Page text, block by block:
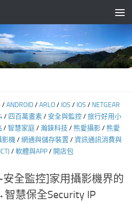
/ANDROID/ARLO/ IOS / IOS / NETGEAR
/ 四百萬畫素/ 安全與監控/旅行好用小
/智慧家庭/瀚錸科技 / 熊愛攝影/ 熊愛
影機/網通與儲存裝置 /資訊通訊消費與
/軟體與APP/ 開店包
安全監控]家用攝影機界的
慧保全Security IP